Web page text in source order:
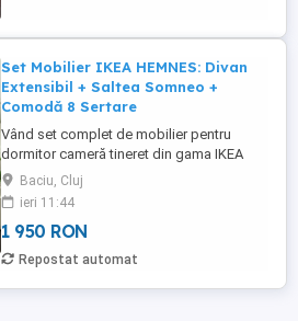
Set Mobilier IKEA HEMNES: Divan
Extensibil + Saltea Somneo +
Comodă 8 Sertare
Vând set complet de mobilier pentru
dormitor cameră tineret din gama IKEA
HEMNES, culoare alb. Piesele sunt
realizate parțial din lemn masiv, sunt
foarte robuste și oferă un spațiu masiv de
depozitare. Pachetul include: 1. Divan
extensibil IKEA HEMNES + Saltea
Ortopedică Somneo Funcții: Canapea ...
Baciu, Cluj
ieri 11:44
1 950 RON
Repostat automat